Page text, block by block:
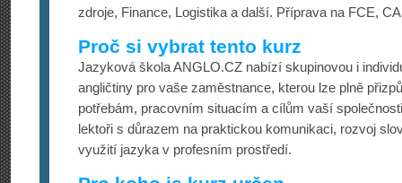
zdroje, Finance, Logistika a další. Příprava na FCE,
Proč si vybrat tento kurz
Jazyková škola ANGLO.CZ nabízí skupinovou i
angličtiny pro vaše zaměstnance, kterou lze plně
potřebám, pracovním situacím a cílům vaší
lektoři s důrazem na praktickou komunikaci, rozvoj
využití jazyka v profesním prostředí.